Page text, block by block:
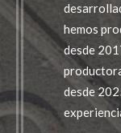
hemos
desde
desde